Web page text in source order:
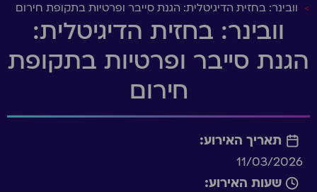
> וובינר: בחזית הדיגיטלית: הגנת סייבר ופרטיות בתקופת חירום
וובינר: בחזית הדיגיטלית:
הגנת סייבר ופרטיות בתקופת
חירום
תאריך האירוע:
11/03/2026
שעות האירוע: